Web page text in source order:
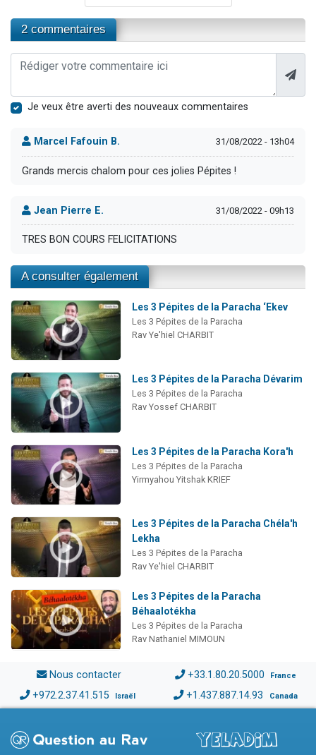
2 commentaires
Je veux être averti des nouveaux commentaires
Marcel Fafouin B. 31/08/2022 - 13h04
Grands mercis chalom pour ces jolies Pépites !
Jean Pierre E. 31/08/2022 - 09h13
TRES BON COURS FELICITATIONS
A consulter également
Les 3 Pépites de la Paracha ‘Ekev
Les 3 Pépites de la Paracha
Rav Ye'hiel CHARBIT
Les 3 Pépites de la Paracha Dévarim
Les 3 Pépites de la Paracha
Rav Yossef CHARBIT
Les 3 Pépites de la Paracha Kora'h
Les 3 Pépites de la Paracha
Yirmyahou Yitshak KRIEF
Les 3 Pépites de la Paracha Chéla'h
Lekha
Les 3 Pépites de la Paracha
Rav Ye'hiel CHARBIT
Les 3 Pépites de la Paracha
Béhaalotékha
Les 3 Pépites de la Paracha
Rav Nathaniel MIMOUN
Nous contacter +33.1.80.20.5000 France
+972.2.37.41.515 Israël +1.437.887.14.93 Canada